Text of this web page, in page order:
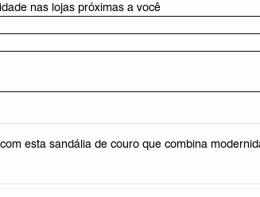
nas lojas próximas a você
esta sandália de couro que combina